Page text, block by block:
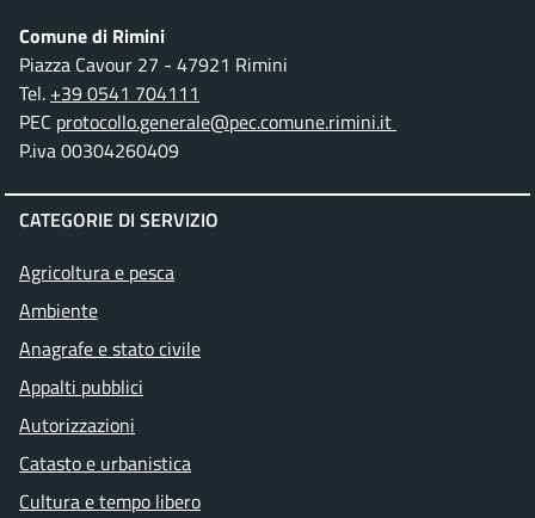
Comune di Rimini
Piazza Cavour 27 - 47921 Rimini
Tel. +39 0541 704111
PEC protocollo.generale@pec.comune.rimini.it
P.iva 00304260409
CATEGORIE DI SERVIZIO
Agricoltura e pesca
Ambiente
Anagrafe e stato civile
Appalti pubblici
Autorizzazioni
Catasto e urbanistica
Cultura e tempo libero